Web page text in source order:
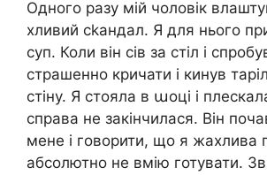
Одного разу мій чоловік
хливий сkандал. Я для нього
суп. Коли він сів за стіл і
страшенно кричати і кинув
стіну. Я стояла в աоці і
справа не закінчилася. Він
мене і говорити, що я жахлива
абсолютно не вмію готувати.